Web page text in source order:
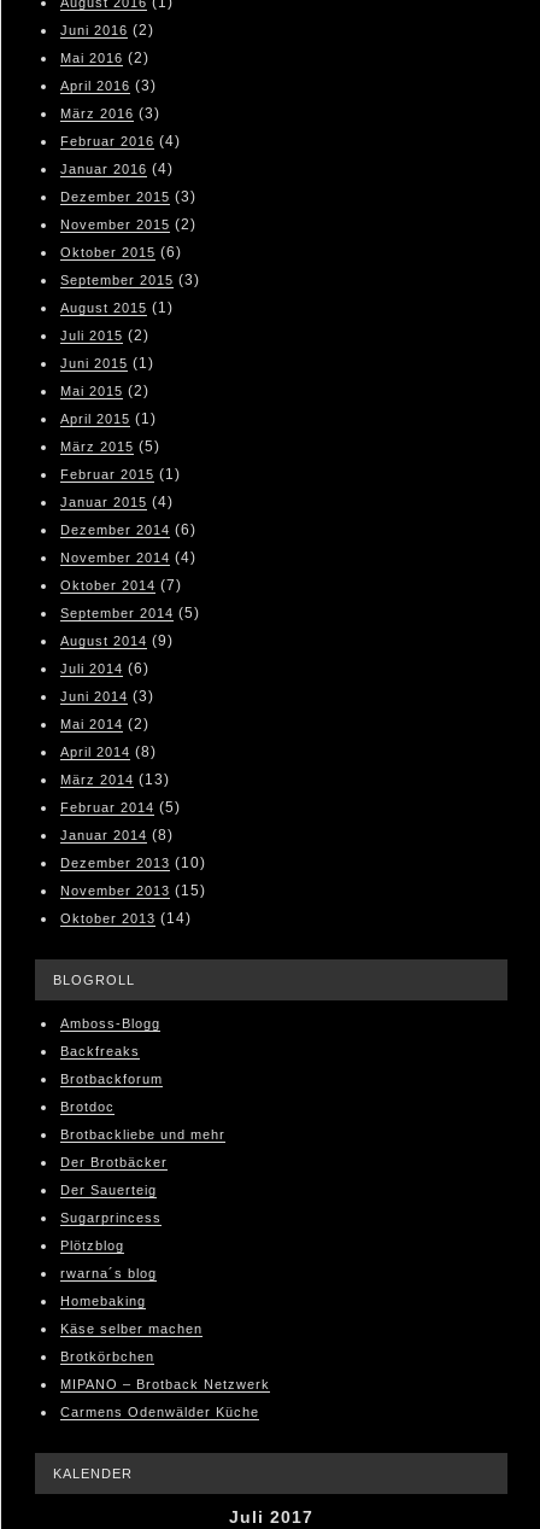
August 2016
Juni 2016 (2)
Mai 2016 (2)
April 2016 (3)
März 2016 (3)
Februar 2016 (4)
Januar 2016 (4)
Dezember 2015 (3)
November 2015 (2)
Oktober 2015 (6)
September 2015 (3)
August 2015 (1)
Juli 2015 (2)
Juni 2015 (1)
Mai 2015 (2)
April 2015 (1)
März 2015 (5)
Februar 2015 (1)
Januar 2015 (4)
Dezember 2014 (6)
November 2014 (4)
Oktober 2014 (7)
September 2014 (5)
August 2014 (9)
Juli 2014 (6)
Juni 2014 (3)
Mai 2014 (2)
April 2014 (8)
März 2014 (13)
Februar 2014 (5)
Januar 2014 (8)
Dezember 2013 (10)
November 2013 (15)
Oktober 2013 (14)
BLOGROLL
Amboss-Blogg
Backfreaks
Brotbackforum
Brotdoc
Brotbackliebe und mehr
Der Brotbäcker
Der Sauerteig
Sugarprincess
Plötzblog
rwarna´s blog
Homebaking
Käse selber machen
Brotkörbchen
MIPANO – Brotback Netzwerk
Carmens Odenwälder Küche
KALENDER
Juli 2017